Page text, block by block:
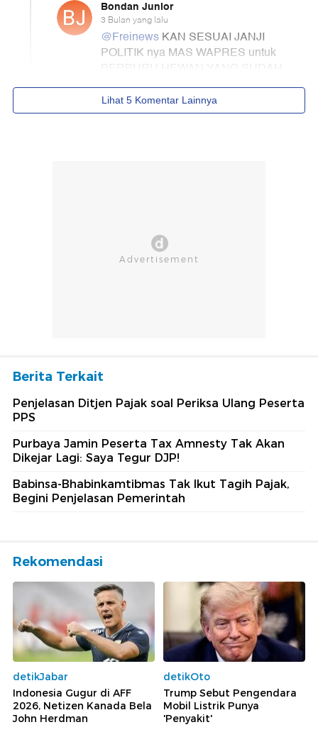
Berita Terkait
Penjelasan Ditjen Pajak soal Periksa Ulang Peserta
PPS
Purbaya Jamin Peserta Tax Amnesty Tak Akan
Dikejar Lagi: Saya Tegur DJP!
Babinsa-Bhabinkamtibmas Tak Ikut Tagih Pajak,
Begini Penjelasan Pemerintah
Rekomendasi
detikJabar
Indonesia Gugur di AFF
2026, Netizen Kanada Bela
John Herdman
detikOto
Trump Sebut Pengendara
Mobil Listrik Punya
'Penyakit'